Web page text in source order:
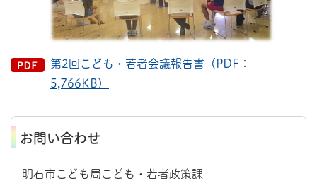
第2回こども・若者会議報告書（PDF：
5,766KB）
お問い合わせ
明石市こども局こども・若者政策課